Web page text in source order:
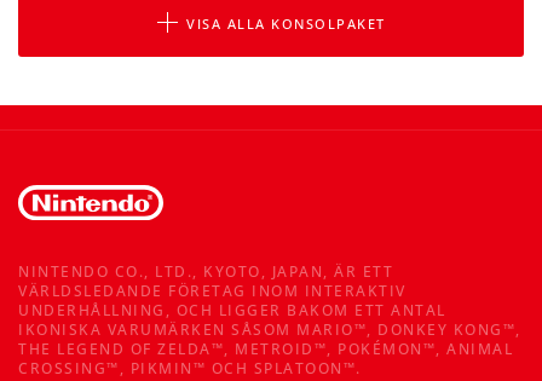
VISA ALLA KONSOLPAKET
NINTENDO CO., LTD., KYOTO, JAPAN, ÄR ETT
VÄRLDSLEDANDE FÖRETAG INOM INTERAKTIV
UNDERHÅLLNING, OCH LIGGER BAKOM ETT ANTAL
IKONISKA VARUMÄRKEN SÅSOM MARIO™, DONKEY KONG™,
THE LEGEND OF ZELDA™, METROID™, POKÉMON™, ANIMAL
CROSSING™, PIKMIN™ OCH SPLATOON™.